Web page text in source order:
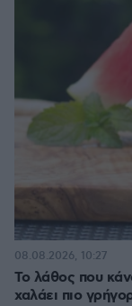
Το λάθος που
χαλάει πιο
08.08.2026, 10:27